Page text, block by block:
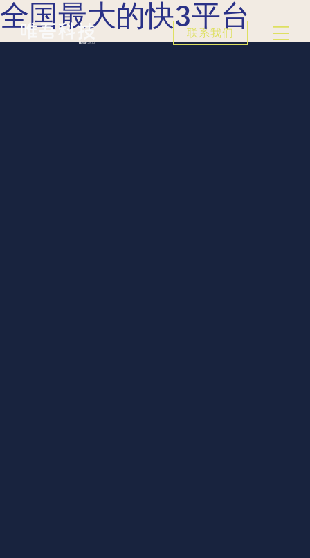
全国最大的快3平台
联系我们